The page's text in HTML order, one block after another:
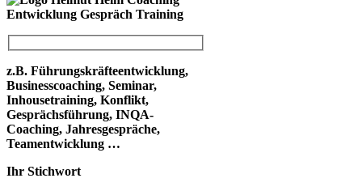
z.B. Führungskräfteentwicklung,
Businesscoaching, Seminar,
Inhousetraining, Konflikt,
Gesprächsführung, INQA-
Coaching, Jahresgespräche,
Teamentwicklung …
Ihr Stichwort